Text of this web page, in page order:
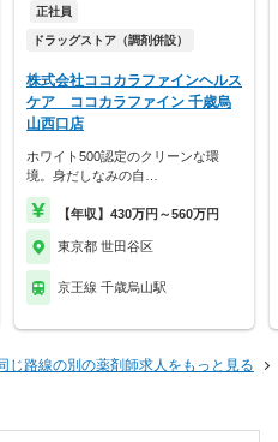
正社員
ドラッグストア（調剤併設）
株式会社ココカラファインヘルス
ケア ココカラファイン 千歳烏
山西口店
ホワイト500認定のクリーンな環
境。身だしなみの自…
【年収】430万円～560万円
東京都 世田谷区
京王線 千歳烏山駅
じ路線の別の薬剤師求人をもっと見る